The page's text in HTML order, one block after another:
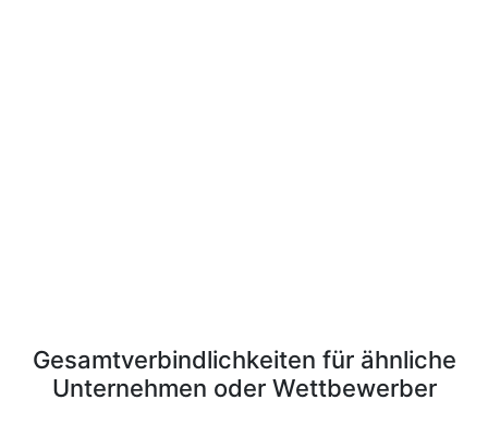
Gesamtverbindlichkeiten für ähnliche
Unternehmen oder Wettbewerber